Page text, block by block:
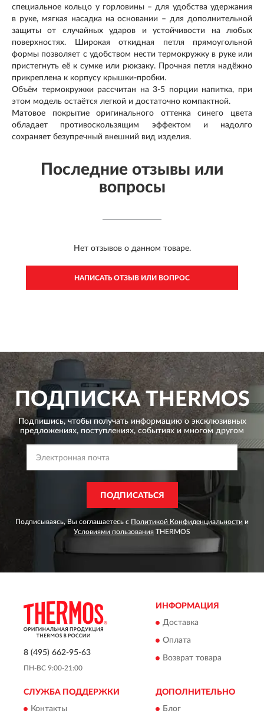
специальное кольцо у горловины – для удобства удержания
в руке, мягкая насадка на основании – для дополнительной
защиты от случайных ударов и устойчивости на любых
поверхностях. Широкая откидная петля прямоугольной
формы позволяет с удобством нести термокружку в руке или
пристегнуть её к сумке или рюкзаку. Прочная петля надёжно
прикреплена к корпусу крышки-пробки.
Объём термокружки рассчитан на 3-5 порции напитка, при
этом модель остаётся легкой и достаточно компактной.
Матовое покрытие оригинального оттенка синего цвета
обладает противоскользящим эффектом и надолго
сохраняет безупречный внешний вид изделия.
Последние отзывы или
вопросы
Нет отзывов о данном товаре.
НАПИСАТЬ ОТЗЫВ ИЛИ ВОПРОС
ПОДПИСКАTHERMOS
Подпишись, чтобы получать информацию о эксклюзивных
предложениях, поступлениях, событиях и многом другом
ПОДПИСАТЬСЯ
Подписываясь, Вы соглашаетесь с Политикой Конфиденциальности и
Условиями пользования THERMOS
8 (495) 662-95-63
ПН-ВС 9:00-21:00
ИНФОРМАЦИЯ
Доставка
Оплата
Возврат товара
СЛУЖБА ПОДДЕРЖКИ
Контакты
ДОПОЛНИТЕЛЬНО
Блог